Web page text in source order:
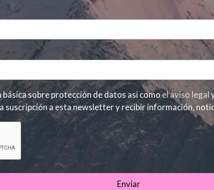
He leído y acepto la información básica sobre protección de datos asi comoel aviso legal
suscripción a esta newsletter y recibir información,
Enviar